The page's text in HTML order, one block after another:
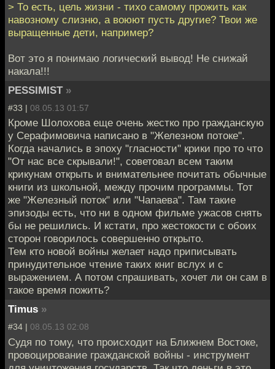
> То есть, цель жизни - тихо самому прожить как
навозному слизню, а воюют пусть другие? Твои же
выращенные дети, например?
Вот это я понимаю логический вывод! Не снижай
накала!!!
PESSIMIST »
#33 | 08.05.13 01:57
Кроме Шолохова еще очень жестко про гражданскую
у Серафимовича написано в "Железном потоке".
Когда начались в эпоху "гласности" крики про то что
"От нас все скрывали!", советовал всем таким
крикунам открыть и внимательнее почитать обычные
книги из школьной, между прочим программы. Тот
же "Железный поток" или "Чапаева". Там такие
эпизоды есть, что ни в одном фильме ужасов снять
бы не решились. И кстати, про жестокости с обоих
сторон говорилось совершенно открыто.
Тем кто новой войны желает надо приписывать
принудительное чтение таких книг вслух и с
выражением. А потом спрашивать, хочет ли он сам в
такое время пожить?
Timus »
#34 | 08.05.13 02:08
Судя по тому, что происходит на Ближнем Востоке,
провоцирование гражданской войны - инструмент